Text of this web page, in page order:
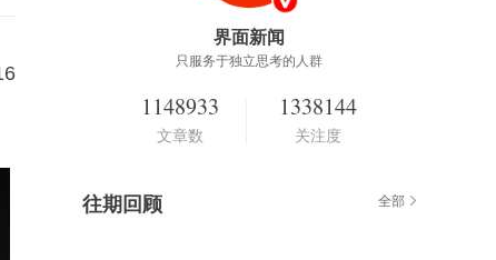
界面新闻
只服务于独立思考的人群
1148933
文章数
1338144
关注度
往期回顾 全部